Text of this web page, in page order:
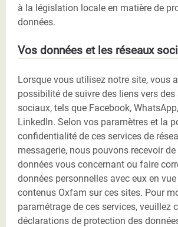
à la législation locale en matière de
données.
Vos données et les réseaux
Lorsque vous utilisez notre site, vous
possibilité de suivre des liens vers des
sociaux, tels que Facebook,
LinkedIn. Selon vos paramètres et la
confidentialité de ces services de
messagerie, nous pouvons recevoir
données vous concernant ou faire
données personnelles avec eux en
contenus Oxfam sur ces sites. Pour
paramétrage de ces services, veuillez
déclarations de protection des